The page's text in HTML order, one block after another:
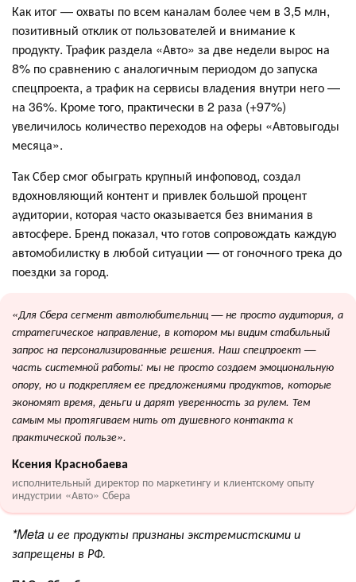
Как итог — охваты по всем каналам более чем в 3,5 млн,
позитивный отклик от пользователей и внимание к
продукту. Трафик раздела «Авто» за две недели вырос на
8% по сравнению с аналогичным периодом до запуска
спецпроекта, а трафик на сервисы владения внутри него —
на 36%. Кроме того, практически в 2 раза (+97%)
увеличилось количество переходов на оферы «Автовыгоды
месяца».
Так Сбер смог обыграть крупный инфоповод, создал
вдохновляющий контент и привлек большой процент
аудитории, которая часто оказывается без внимания в
автосфере. Бренд показал, что готов сопровождать каждую
автомобилистку в любой ситуации — от гоночного трека до
поездки за город.
«Для Сбера сегмент автолюбительниц — не просто аудитория, а
стратегическое направление, в котором мы видим стабильный
запрос на персонализированные решения. Наш спецпроект —
часть системной работы: мы не просто создаем эмоциональную
опору, но и подкрепляем ее предложениями продуктов, которые
экономят время, деньги и дарят уверенность за рулем. Тем
самым мы протягиваем нить от душевного контакта к
практической пользе».
Ксения Краснобаева
исполнительный директор по маркетингу и клиентскому опыту
индустрии «Авто» Сбера
*Meta и ее продукты признаны экстремистскими и
запрещены в РФ.